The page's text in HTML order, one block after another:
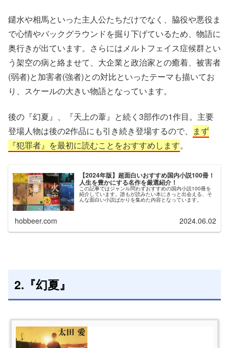
鑓水や相馬といった主人公たちだけでなく、脇役や悪役ま
で心情やバックグラウンドを掘り下げているため、物語に
奥行きが出ています。さらにはメルトフェイス症候群とい
う架空の病と絡ませて、大企業と政治家との癒着、被害者
(弱者)と加害者(強者)との対比といったテーマも描いてお
り、スケールの大きい物語となっています。
後の『幻夏』、『天上の葦』と続く3部作の1作目。主要
登場人物は後の2作品にも引き続き登場するので、
まず
『犯罪者』を最初に読むことをおすすめします。
【2024年版】超面白いおすすめ国内小説100冊！
人生を豊かにする名作を厳選紹介！
この記事ではジャンル問わずおすすめの国内小説100冊を
紹介しています。誰もが読みたい本にきっと出会える、そ
んな面白い小説ばかりを集めた内容となっています。
hobbeer.com 2024.06.02
2.『幻夏』